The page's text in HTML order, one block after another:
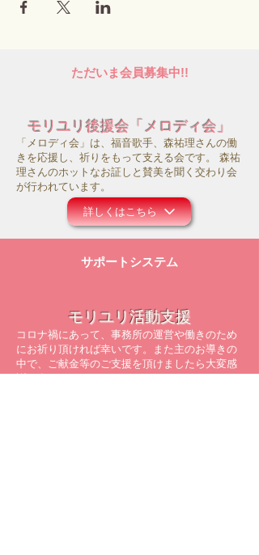
ただいま会員募集中!!
モリユリ後援会「メロディ会」
「メロディ会」は、福音歌手、森祐理さんの働
きを応援し、祈りをもって支える会です。 森祐
理さんのホットなお証しと賛美を聞く交わり会
が行われています。
詳しくはこちら
サポートシステム
モリユリ活動支援
コロナ禍にあって、事務所の運営や働きのため
にお祈り頂ければ幸いです。また主のお導きの
中で、ご献金等のご支援を頂けましたら大変感